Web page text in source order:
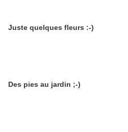
Juste quelques fleurs :-)
Des pies au jardin ;-)